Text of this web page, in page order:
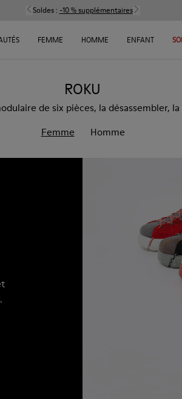
Soldes : -10 % supplémentaires
FEMME HOMME ENFANT
ROKU
de six pièces, la désassembler,
Femme
Homme